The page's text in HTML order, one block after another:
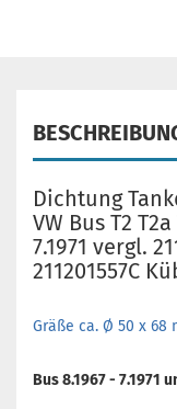
Dichtung
VW Bus T2
7.1971 vergl.
211201557C
Gräße ca. Ø 50 x 68
Bus 8.1967 - 7.1971